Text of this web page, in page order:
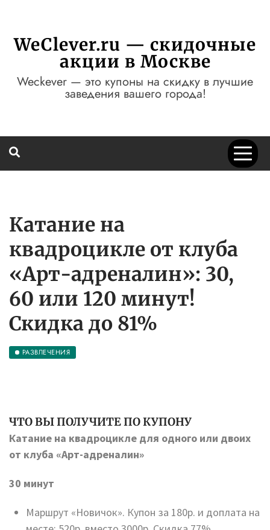
содержимому
WeClever.ru — скидочные
акции в Москве
Weckever — это купоны на скидку в лучшие
заведения вашего города!
Катание на
квадроцикле от клуба
«Арт-адреналин»: 30,
60 или 120 минут!
Скидка до 81%
РАЗВЛЕЧЕНИЯ
ЧТО ВЫ ПОЛУЧИТЕ ПО КУПОНУ
Катание на квадроцикле для одного или двоих
от клуба «Арт-адреналин»
30 минут
Маршрут «Новичок». Купон за 180р. и доплата на